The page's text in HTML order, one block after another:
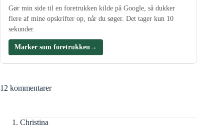
Gør min side til en foretrukken kilde på Google, så dukker
flere af mine opskrifter op, når du søger. Det tager kun 10
sekunder.
Marker som foretrukken →
12 kommentarer
Christina